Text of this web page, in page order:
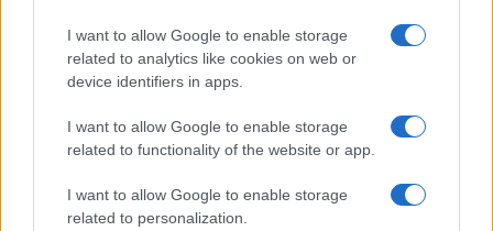
I want to allow Google to enable storage
related to analytics like cookies on web or
device identifiers in apps.
I want to allow Google to enable storage
related to functionality of the website or app.
I want to allow Google to enable storage
related to personalization.